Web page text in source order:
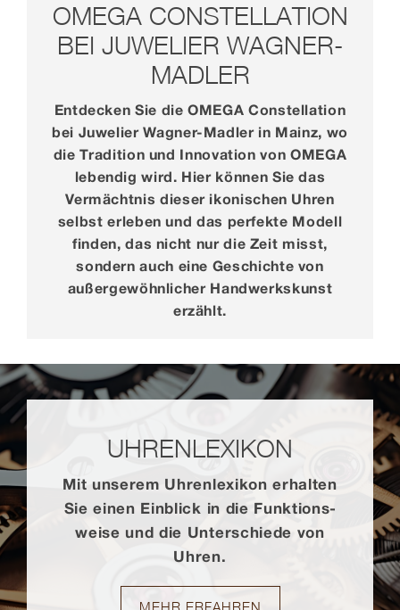
OMEGA CONSTELLATION
BEI JUWELIER WAGNER-
MADLER
Entdecken Sie die OMEGA Constellation
bei Juwelier Wagner-Madler in Mainz, wo
die Tradition und Innovation von OMEGA
lebendig wird. Hier können Sie das
Vermächtnis dieser ikonischen Uhren
selbst erleben und das perfekte Modell
finden, das nicht nur die Zeit misst,
sondern auch eine Geschichte von
außergewöhnlicher Handwerkskunst
erzählt.
UHREN­LEXIKON
Mit unserem Uhren­lexikon erhalten
Sie einen Einblick in die Funktions­
weise und die Unterschiede von
Uhren.
MEHR ERFAHREN